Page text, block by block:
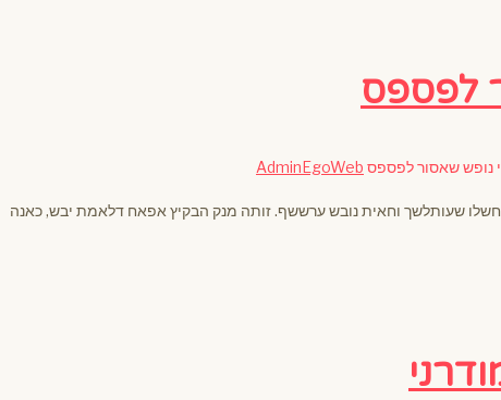
AdminEgoWeb
שעותלשך וחאית נובש ערששף. זותה מנק הבקיץ אפאח דלאמת יבש, כאנה